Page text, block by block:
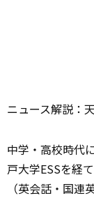
ニュース解説：
中学・高校時代
戸大学ESSを経
（英会話・国